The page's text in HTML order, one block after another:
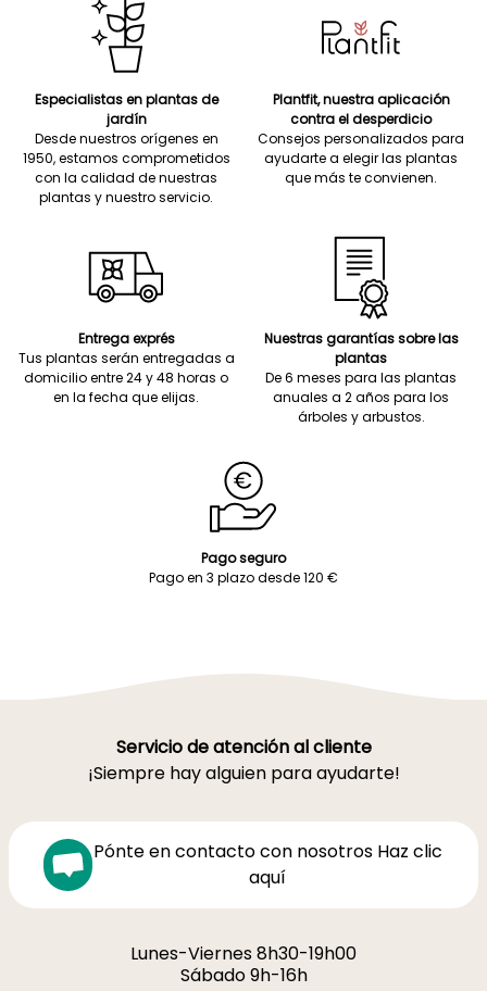
Especialistas en plantas de
jardín
Desde nuestros orígenes en
1950, estamos comprometidos
con la calidad de nuestras
plantas y nuestro servicio.
Plantfit, nuestra aplicación
contra el desperdicio
Consejos personalizados para
ayudarte a elegir las plantas
que más te convienen.
Entrega exprés
Tus plantas serán entregadas a
domicilio entre 24 y 48 horas o
en la fecha que elijas.
Nuestras garantías sobre las
plantas
De 6 meses para las plantas
anuales a 2 años para los
árboles y arbustos.
Pago seguro
Pago en 3 plazo desde 120 €
Servicio de atención al cliente
¡Siempre hay alguien para ayudarte!
Pónte en contacto con nosotros Haz clic
aquí
Lunes-Viernes 8h30-19h00
Sábado 9h-16h